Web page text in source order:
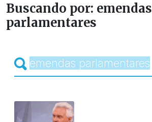
Buscando por: emendas
parlamentares